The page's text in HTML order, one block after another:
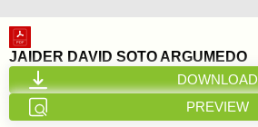
Inicio
Nosotros
JAIDER DAVID SOTO ARGUMEDO
DOWNLOAD
PREVIEW